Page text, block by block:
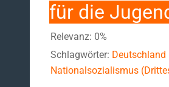
für die
Relevanz: 0%
Schlagwörter: Deutschland
Nationalsozialismus